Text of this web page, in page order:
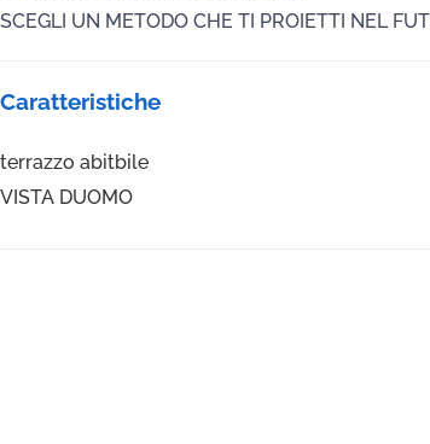
SCEGLI UN METODO CHE TI PROIETTI NEL
Caratteristiche
terrazzo abitbile
VISTA DUOMO